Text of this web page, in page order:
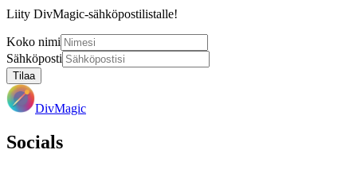
Liity DivMagic-sähköpostilistalle!
Koko nimi
Sähköposti
Tilaa
DivMagic
Socials